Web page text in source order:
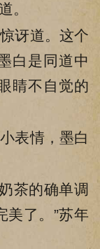
。
讶道。这个
白是同道中
睛不自觉的
表情，墨白
茶的确单调
美了。”苏年